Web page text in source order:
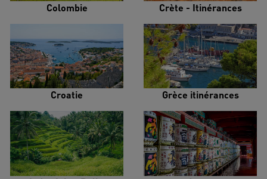
Colombie Crète - Itinérances
Croatie Grèce itinérances